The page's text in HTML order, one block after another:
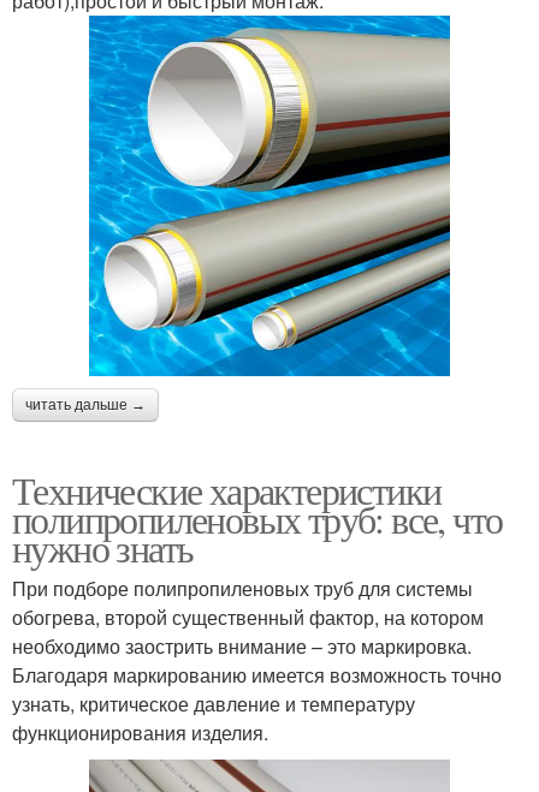
читать дальше →
Технические характеристики
полипропиленовых труб: все, что
нужно знать
При подборе полипропиленовых труб для системы
обогрева, второй существенный фактор, на котором
необходимо заострить внимание – это маркировка.
Благодаря маркированию имеется возможность точно
узнать, критическое давление и температуру
функционирования изделия.